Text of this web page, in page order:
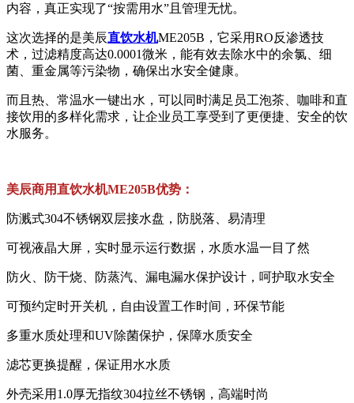
内容，真正实现了“按需用水”且管理无忧。
这次选择的是美辰直饮水机ME205B，它采用RO反渗透技
术，过滤精度高达0.0001微米，能有效去除水中的余氯、细
菌、重金属等污染物，确保出水安全健康。
而且热、常温水一键出水，可以同时满足员工泡茶、咖啡和直
接饮用的多样化需求，让企业员工享受到了更便捷、安全的饮
水服务。
美辰商用直饮水机ME205B优势：
防溅式304不锈钢双层接水盘，防脱落、易清理
可视液晶大屏，实时显示运行数据，水质水温一目了然
防火、防干烧、防蒸汽、漏电漏水保护设计，呵护取水安全
可预约定时开关机，自由设置工作时间，环保节能
多重水质处理和UV除菌保护，保障水质安全
滤芯更换提醒，保证用水水质
外壳采用1.0厚无指纹304拉丝不锈钢，高端时尚